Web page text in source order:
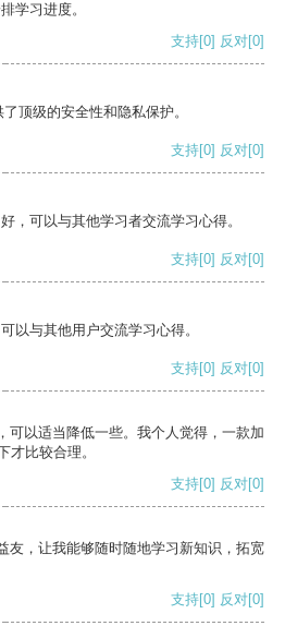
学习进度。
支持[0] 反对[0]
顶级的安全性和隐私保护。
支持[0] 反对[0]
，可以与其他学习者交流学习心得。
支持[0] 反对[0]
以与其他用户交流学习心得。
支持[0] 反对[0]
可以适当降低一些。我个人觉得，一款加
才比较合理。
支持[0] 反对[0]
友，让我能够随时随地学习新知识，拓宽
支持[0] 反对[0]